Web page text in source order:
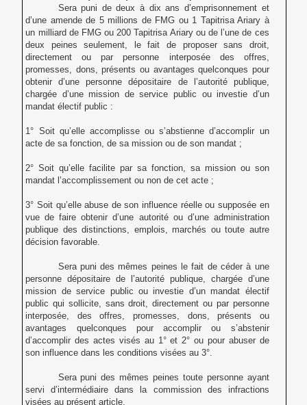
Sera puni de deux à dix ans d’emprisonnement et
d’une amende de 5 millions de FMG ou 1 Tapitrisa Ariary à
un milliard de FMG ou 200 Tapitrisa Ariary ou de l’une de ces
deux peines seulement, le fait de proposer sans droit,
directement ou par personne interposée des offres,
promesses, dons, présents ou avantages quelconques pour
obtenir d’une personne dépositaire de l’autorité publique,
chargée d’une mission de service public ou investie d’un
mandat électif public :
1° Soit qu’elle accomplisse ou s’abstienne d’accomplir un
acte de sa fonction, de sa mission ou de son mandat ;
2° Soit qu’elle facilite par sa fonction, sa mission ou son
mandat l’accomplissement ou non de cet acte ;
3° Soit qu’elle abuse de son influence réelle ou supposée en
vue de faire obtenir d’une autorité ou d’une administration
publique des distinctions, emplois, marchés ou toute autre
décision favorable.
Sera puni des mêmes peines le fait de céder à une
personne dépositaire de l’autorité publique, chargée d’une
mission de service public ou investie d’un mandat électif
public qui sollicite, sans droit, directement ou par personne
interposée, des offres, promesses,
dons, présents ou
avantages quelconques pour accomplir ou s’abstenir
d’accomplir des actes visés au 1° et 2° ou pour abuser de
son influence dans les conditions visées au 3°.
Sera puni des mêmes peines toute personne ayant
servi d’intermédiaire dans la commission des infractions
visées au présent article.